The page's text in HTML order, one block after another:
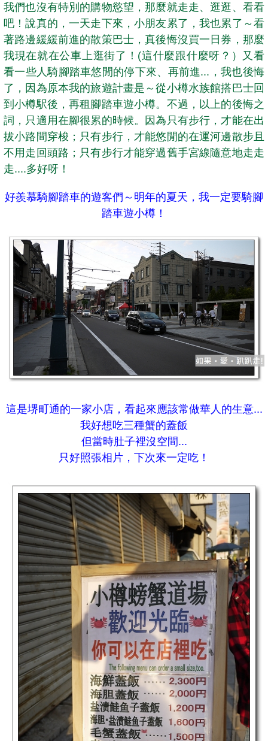
我們也沒有特別的購物慾望，那麼就走走、逛逛、看看
吧！說真的，一天走下來，小朋友累了，我也累了～看
著路邊緩緩前進的散策巴士，真後悔沒買一日券，那麼
我現在就在公車上逛街了！(這什麼跟什麼呀？）又看
看一些人騎腳踏車悠閒的停下來、再前進...，我也後悔
了，因為原本我的旅遊計畫是～從小樽水族館搭巴士回
到小樽駅後，再租腳踏車遊小樽。不過，以上的後悔之
詞，只適用在腳很累的時候。因為只有步行，才能在出
拔小路間穿梭；只有步行，才能悠閒的在運河邊散步且
不用走回頭路；只有步行才能穿過舊手宮線隨意地走走
走....多好呀！
好羨慕騎腳踏車的遊客們～明年的夏天，我一定要騎腳
踏車遊小樽！
這是堺町通的一家小店，看起來應該常做華人的生意...
我好想吃三種蟹的蓋飯
但當時肚子裡沒空間...
只好照張相片，下次來一定吃！